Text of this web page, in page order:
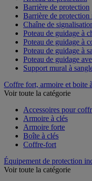
Barrière de protection
Barrière de protection
Chaîne de
Poteau de guidage à
Poteau de guidage à
Poteau de guidage à
Poteau de guidage
Support mural à
Coffre fort, armoire et boite
Voir toute la catégorie
Accessoires pour
Armoire à clés
Armoire forte
Boîte à clés
Coffre-fort
Équipement de protection
Voir toute la catégorie